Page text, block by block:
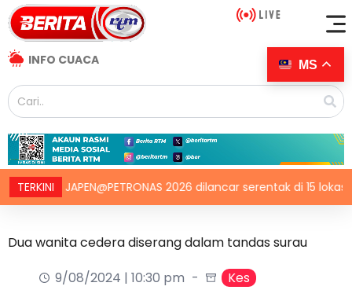
INFO CUACA
TERKINI
JAPEN@PETRONAS 2026 dilancar serentak di 15 lokasi
Dua wanita cedera diserang dalam tandas surau
9/08/2024 | 10:30 pm
Kes
MS